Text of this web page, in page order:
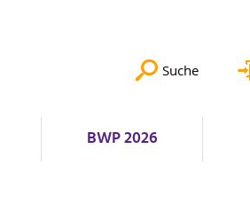
Suche
BWP 2026